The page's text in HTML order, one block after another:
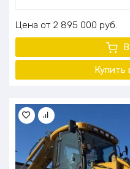
Цена 2 895 000 руб.
Купить